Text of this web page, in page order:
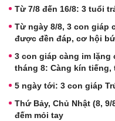
Từ 7/8 đến 16/8: 3 tuổi
Từ ngày 8/8, 3 con giáp
được đền đáp, cơ hội
3 con giáp càng im
tháng 8: Càng kín
5 ngày tới: 3 con giáp
Thứ Bảy, Chủ Nhật (8,
đếm mỏi tay